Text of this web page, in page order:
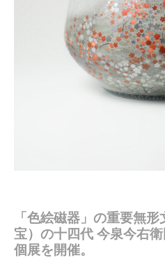
「色絵磁器」の重要無
宝）の十四代 今泉今右
個展を開催。